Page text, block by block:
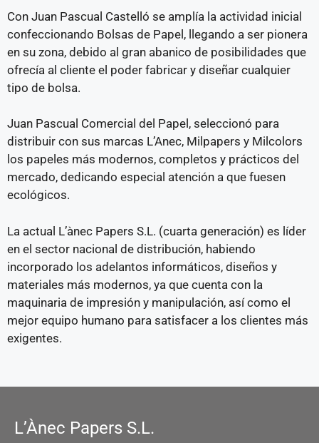
Con Juan Pascual Castelló se amplía la actividad inicial
confeccionando Bolsas de Papel, llegando a ser pionera
en su zona, debido al gran abanico de posibilidades que
ofrecía al cliente el poder fabricar y diseñar cualquier
tipo de bolsa.
Juan Pascual Comercial del Papel, seleccionó para
distribuir con sus marcas L’Anec, Milpapers y Milcolors
los papeles más modernos, completos y prácticos del
mercado, dedicando especial atención a que fuesen
ecológicos.
La actual L’ànec Papers S.L. (cuarta generación) es líder
en el sector nacional de distribución, habiendo
incorporado los adelantos informáticos, diseños y
materiales más modernos, ya que cuenta con la
maquinaria de impresión y manipulación, así como el
mejor equipo humano para satisfacer a los clientes más
exigentes.
L’Ànec Papers S.L.